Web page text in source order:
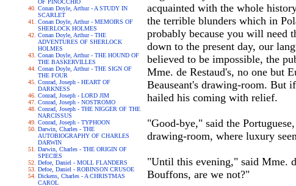
OF PINOCCHIO
Conan Doyle, Arthur - A STUDY IN
SCARLET
Conan Doyle, Arthur - MEMOIRS OF
SHERLOCK HOLMES
Conan Doyle, Arthur - THE
ADVENTURES OF SHERLOCK
HOLMES
Conan Doyle, Arthur - THE HOUND OF
THE BASKERVILLES
Conan Doyle, Arthur - THE SIGN OF
THE FOUR
Conrad, Joseph - HEART OF
DARKNESS
Conrad, Joseph - LORD JIM
Conrad, Joseph - NOSTROMO
Conrad, Joseph - THE NIGGER OF THE
NARCISSUS
Conrad, Joseph - TYPHOON
Darwin, Charles - THE
AUTOBIOGRAPHY OF CHARLES
DARWIN
Darwin, Charles - THE ORIGIN OF
SPECIES
Defoe, Daniel - MOLL FLANDERS
Defoe, Daniel - ROBINSON CRUSOE
Dickens, Charles - A CHRISTMAS
CAROL
acquainted with the whole
the terrible blunders which in
probably because you will need
down to the present day, our
believed to be impossible, the
Mme. de Restaud's, no one but
Beauseant's drawing-room. But
hailed his coming with relief.
"Good-bye," said the
drawing-room, where luxury
"Until this evening," said Mme.
Bouffons, are we not?"